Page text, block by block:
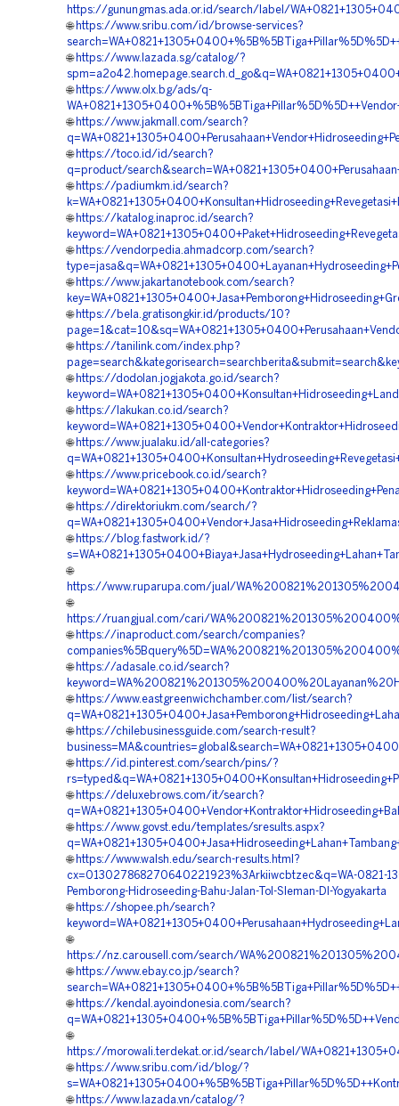
https://gunungmas.ada.or.id/search/label/
🌐 https://www.sribu.com/id/browse-services?
🌐 https://www.lazada.sg/catalog/?
🌐 https://www.olx.bg/ads/q-
🌐 https://www.jakmall.com/search?
🌐 https://toco.id/id/search?
q=product/
🌐 https://padiumkm.id/search?
🌐 https://katalog.inaproc.id/search?
🌐 https://vendorpedia.ahmadcorp.com/search?
🌐 https://www.jakartanotebook.com/search?
🌐 https://bela.gratisongkir.id/products/10?
🌐 https://tanilink.com/index.php?
🌐 https://dodolan.jogjakota.go.id/search?
🌐 https://lakukan.co.id/search?
🌐 https://www.jualaku.id/all-categories?
🌐 https://www.pricebook.co.id/search?
🌐 https://direktoriukm.com/search/?
🌐 https://blog.fastwork.id/?
🌐
https://www.ruparupa.com/jual/
🌐
https://ruangjual.com/cari/
🌐 https://inaproduct.com/search/companies?
🌐 https://adasale.co.id/search?
🌐 https://www.eastgreenwichchamber.com/list/search?
🌐 https://chilebusinessguide.com/search-result?
🌐 https://id.pinterest.com/search/pins/?
🌐 https://deluxebrows.com/it/search?
🌐 https://www.govst.edu/templates/sresults.aspx?
🌐 https://www.walsh.edu/search-results.html?
cx=013027868270640221923%3Arkiiwcbtzec&q=WA-0821-
Pemborong-Hidroseeding-Bahu-Jalan-Tol-Sleman-DI-Yogyakarta
🌐 https://shopee.ph/search?
🌐
https://nz.carousell.com/search/
🌐 https://www.ebay.co.jp/search?
🌐 https://kendal.ayoindonesia.com/search?
🌐
https://morowali.terdekat.or.id/search/label/
🌐 https://www.sribu.com/id/blog/?
🌐 https://www.lazada.vn/catalog/?